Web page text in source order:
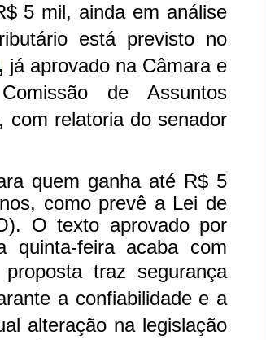
5 mil, ainda em análise
está previsto no
, já aprovado na Câmara e
de Assuntos
com relatoria do senador
quem ganha até R$ 5
como prevê a Lei de
O texto aprovado por
quinta-feira acaba com
proposta traz segurança
a confiabilidade e a
alteração na legislação